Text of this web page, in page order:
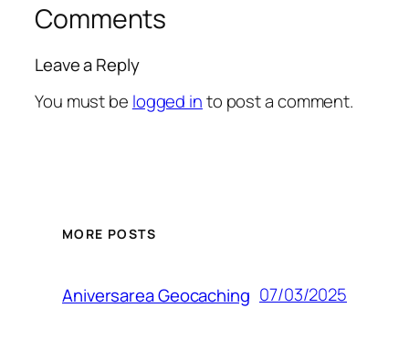
Comments
Leave a Reply
You must be logged into post a comment.
MORE POSTS
Aniversarea Geocaching 07/03/2025